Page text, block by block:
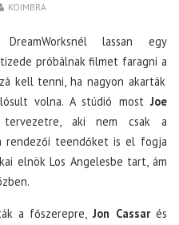
KOIMBRA
lassan egy
próbálnak filmet faragni a
kell tenni, ha nagyon akarták
volna. A stúdió most Joe
aki nem csak a
rendezői teendőket is el fogja
elnök Los Angelesbe tart, ám
a főszerepre, Jon Cassarés